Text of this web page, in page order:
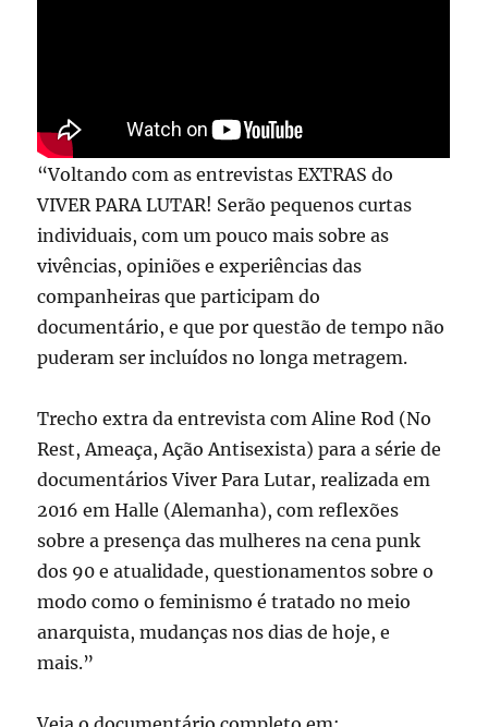
“Voltando com as entrevistas EXTRAS do
VIVER PARA LUTAR! Serão pequenos curtas
individuais, com um pouco mais sobre as
vivências, opiniões e experiências das
companheiras que participam do
documentário, e que por questão de tempo não
puderam ser incluídos no longa metragem.
Trecho extra da entrevista com Aline Rod (No
Rest, Ameaça, Ação Antisexista) para a série de
documentários Viver Para Lutar, realizada em
2016 em Halle (Alemanha), com reflexões
sobre a presença das mulheres na cena punk
dos 90 e atualidade, questionamentos sobre o
modo como o feminismo é tratado no meio
anarquista, mudanças nos dias de hoje, e
mais.”